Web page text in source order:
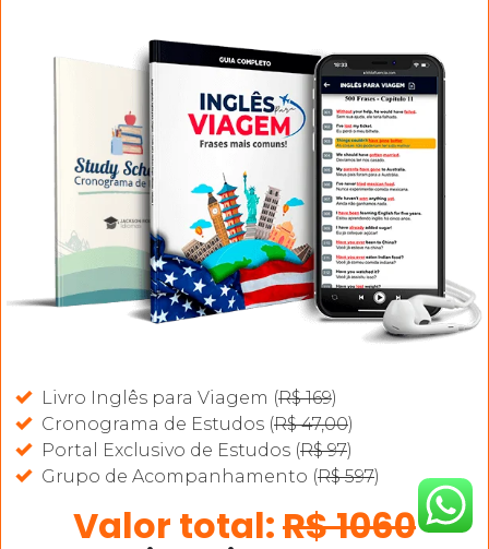
Livro Inglês para Viagem (R$ 169)
Cronograma de Estudos (R$ 47,00)
Portal Exclusivo de Estudos (R$ 97)
Grupo de Acompanhamento (R$ 597)
Valor total:R$ 1060